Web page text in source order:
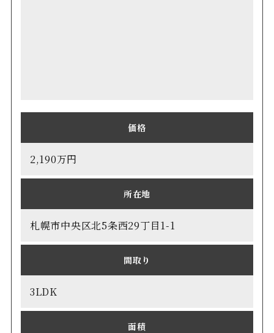
価格
2,190万円
所在地
札幌市中央区北5条西29丁目1-1
間取り
3LDK
面積